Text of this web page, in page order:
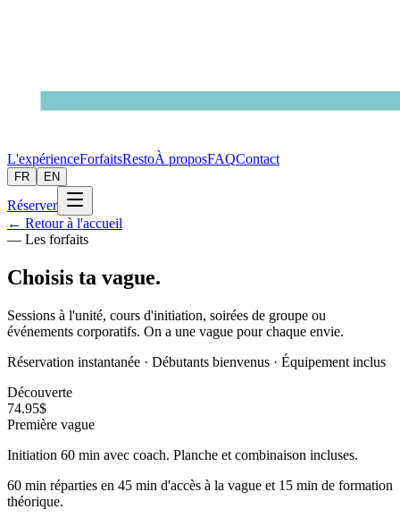
L'expérienceForfaitsRestoÀ proposFAQContact
FR EN
Réserver
← Retour à l'accueil
— Les forfaits
Choisis ta vague.
Sessions à l'unité, cours d'initiation, soirées de groupe ou
événements corporatifs. On a une vague pour chaque envie.
Réservation instantanée · Débutants bienvenus · Équipement inclus
Découverte
74.95$
Première vague
Initiation 60 min avec coach. Planche et combinaison incluses.
60 min réparties en 45 min d'accès à la vague et 15 min de formation
théorique.